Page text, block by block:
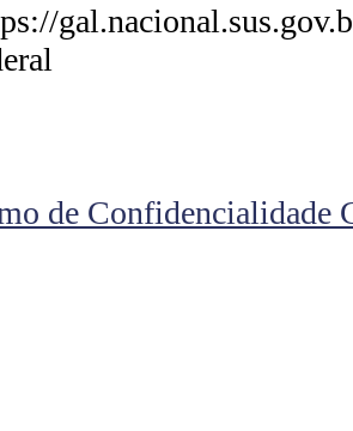
de Confidencialidade